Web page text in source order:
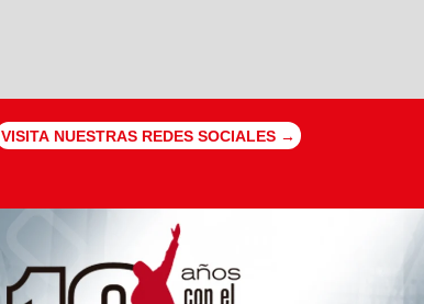
VISITA NUESTRAS REDES SOCIALES →